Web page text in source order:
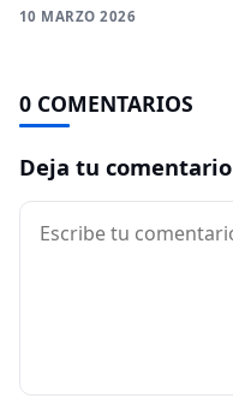
10 MARZO 2026
0 COMENTARIOS
Deja tu comentario
Comentario